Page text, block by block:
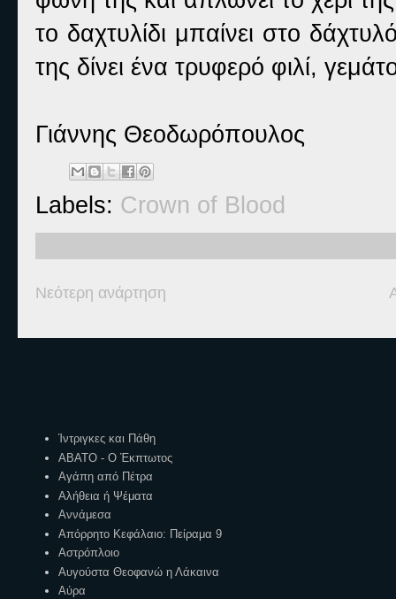
το δαχτυλίδι μπαίνει στο
της δίνει ένα τρυφερό φιλί,
Γιάννης Θεοδωρόπουλος
Labels: Crown of Blood
Νεότερη ανάρτηση
Ίντριγκες και Πάθη
ΑΒΑΤΟ - Ο Έκπτωτος
Αγάπη από Πέτρα
Αλήθεια ή Ψέματα
Αννάμεσα
Απόρρητο Κεφάλαιο: Πείραμα 9
Αστρόπλοιο
Αυγούστα Θεοφανώ η Λάκαινα
Αύρα